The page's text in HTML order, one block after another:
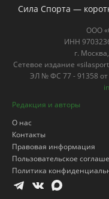
Сила Спорта —
ООО
ИНН
г.
Сетевое издание
ЭЛ № ФС 77 - 91358 от
Редакция и авторы
О нас
Контакты
Правовая информация
Пользовательское
Политика